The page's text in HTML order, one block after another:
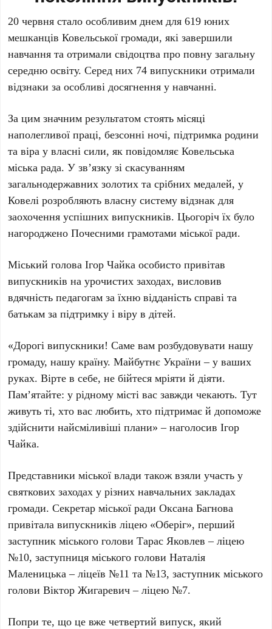
20 червня стало особливим днем для 619 юних
мешканців Ковельської громади, які завершили
навчання та отримали свідоцтва про повну загальну
середню освіту. Серед них 74 випускники отримали
відзнаки за особливі досягнення у навчанні.
За цим значним результатом стоять місяці
наполегливої праці, безсонні ночі, підтримка родини
та віра у власні сили, як повідомляє Ковельська
міська рада. У зв’язку зі скасуванням
загальнодержавних золотих та срібних медалей, у
Ковелі розробляють власну систему відзнак для
заохочення успішних випускників. Цьогоріч їх було
нагороджено Почесними грамотами міської ради.
Міський голова Ігор Чайка особисто привітав
випускників на урочистих заходах, висловив
вдячність педагогам за їхню відданість справі та
батькам за підтримку і віру в дітей.
«Дорогі випускники! Саме вам розбудовувати нашу
громаду, нашу країну. Майбутнє України – у ваших
руках. Вірте в себе, не бійтеся мріяти й діяти.
Пам’ятайте: у рідному місті вас завжди чекають. Тут
живуть ті, хто вас любить, хто підтримає й допоможе
здійснити найсміливіші плани» – наголосив Ігор
Чайка.
Представники міської влади також взяли участь у
святкових заходах у різних навчальних закладах
громади. Секретар міської ради Оксана Багнова
привітала випускників ліцею «Оберіг», перший
заступник міського голови Тарас Яковлев – ліцею
№10, заступниця міського голови Наталія
Маленицька – ліцеїв №11 та №13, заступник міського
голови Віктор Жигаревич – ліцею №7.
Попри те, що це вже четвертий випуск, який